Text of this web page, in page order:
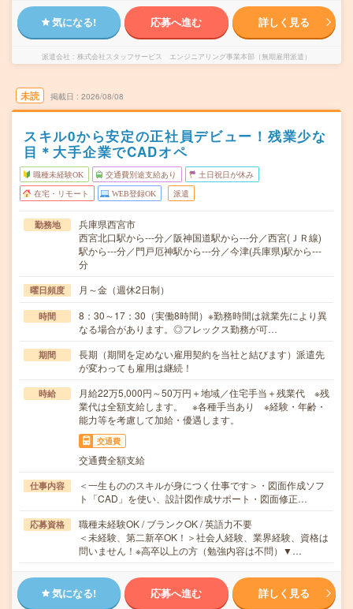
気になる! 応募へ進む 詳しく見る
派遣会社 株式会社スタッフサービス エンジニアリング事業本部（無期雇用派遣）
未読 掲載日 2026/08/08
スキル0から安定の正社員デビュー！残業少な
目＊大手企業でCADオペ
職種未経験OK 交通費別途支給あり 土日祝日が休み
在宅・リモート WEB登録OK 派遣
勤務地
兵庫県西宮市
西宮北口駅から---分／阪神国道駅から---分／西宮(ＪＲ線)
駅から---分／門戸厄神駅から---分／今津(兵庫県)駅から---
分
曜日頻度 月～金（週休2日制）
時間
8：30～17：30（実働8時間）※勤務時間は就業先により異
なる場合があります。◎フレックス勤務が可…
期間
長期（期間を定めない雇用契約を当社と結びます）派遣先
が変わっても雇用は継続！
時給
月給22万5,000円～50万円＋地域／住宅手当＋残業代 ※残
業代は全額支給します。 ※各種手当あり ※経験・年齢・
能力等を考慮して加給・優遇します。
交通費
交通費全額支給
仕事内容
＜一生もののスキルが身につく仕事です＞・図面作成ソフ
ト「CAD」を使い、設計図作成サポート・図面修正…
応募資格
職種未経験OK / ブランクOK / 英語力不要
＜未経験、第二新卒OK！＞社会人経験、業界経験、資格は
問いません！※高卒以上の方（勉強内容は不問）▼…
気になる! 応募へ進む 詳しく見る